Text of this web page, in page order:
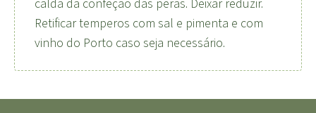
calda da confeção das peras. Deixar reduzir.
Retificar temperos com sal e pimenta e com
vinho do Porto caso seja necessário.